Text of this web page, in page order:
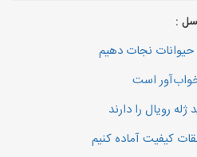
:
حیوانات نجات دهیم
است
رویال را دارند
کیفیت آماده کنیم